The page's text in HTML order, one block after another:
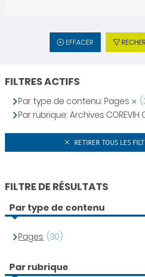
EFFACER
FILTRES ACTIFS
Par type de contenu: Pages
Par rubrique: Archives
RETIRER TOUS LES
FILTRE DE RÉSULTATS
Par type de contenu
Pages (30)
Par rubrique